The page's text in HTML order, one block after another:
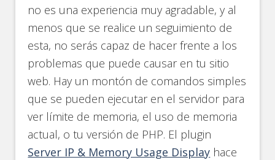
no es una experiencia muy agradable, y al
menos que se realice un seguimiento de
esta, no serás capaz de hacer frente a los
problemas que puede causar en tu sitio
web. Hay un montón de comandos simples
que se pueden ejecutar en el servidor para
ver límite de memoria, el uso de memoria
actual, o tu versión de PHP. El plugin
Server IP & Memory Usage Display hace